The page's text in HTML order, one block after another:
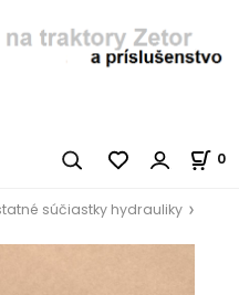
0
súčiastky hydrauliky